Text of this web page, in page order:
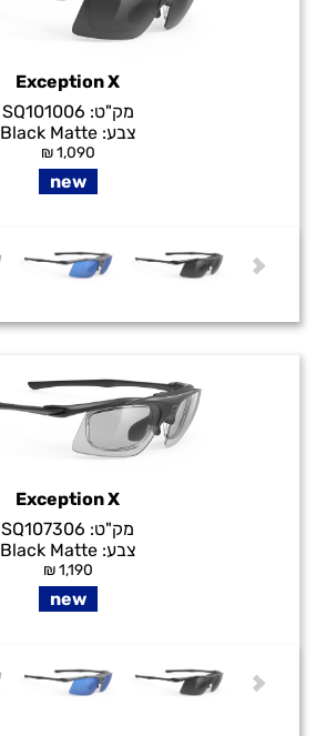
Exception X
מק"ט: SQ101006
צבע:Black Matte
₪1,090
new
Exception X
מק"ט: SQ107306
צבע:Black Matte
₪1,190
new